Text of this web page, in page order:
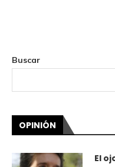
Buscar
OPINIÓN
El